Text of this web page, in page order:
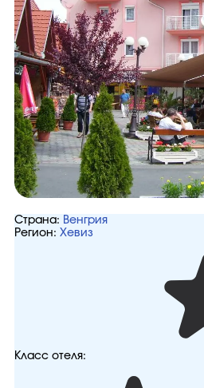
Страна: Венгрия
Регион: Хевиз
Класс отеля: